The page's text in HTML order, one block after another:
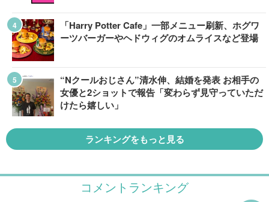
「Harry Potter Cafe」一部メニュー刷新、ホグワ
ーツバーガーやヘドウィグのオムライスなど登場
“Nクールおじさん”清水伸、結婚を発表 お相手の
女優と2ショットで報告「変わらず見守っていただ
けたら嬉しい」
ランキングをもっと見る